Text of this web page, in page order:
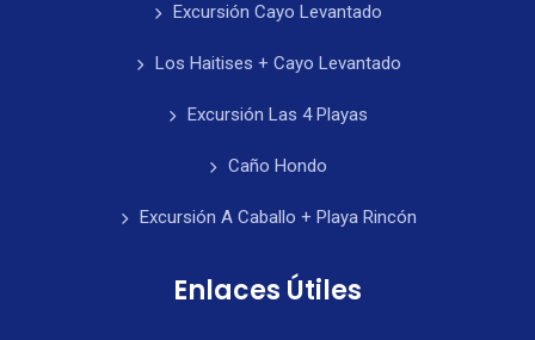
Excursión Cayo Levantado
Los Haitises + Cayo Levantado
Excursión Las 4 Playas
Caño Hondo
Excursión A Caballo + Playa Rincón
Enlaces Útiles